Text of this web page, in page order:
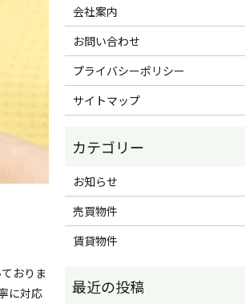
おりま
に対応
会社案内
お問い合わせ
プライバシーポリシー
サイトマップ
お知らせ
売買物件
賃貸物件